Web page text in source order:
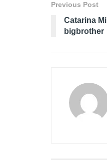
Previous Post
Catarina
bigbrother